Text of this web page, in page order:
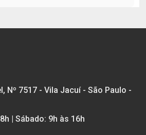
Nº 7517 - Vila Jacuí - São Paulo -
| Sábado: 9h às 16h